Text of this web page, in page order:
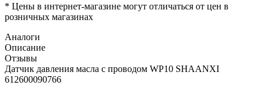
* Цены в интернет-магазине могут отличаться от цен в
розничных магазинах
Аналоги
Описание
Отзывы
Датчик давления масла с проводом WP10 SHAANXI
612600090766